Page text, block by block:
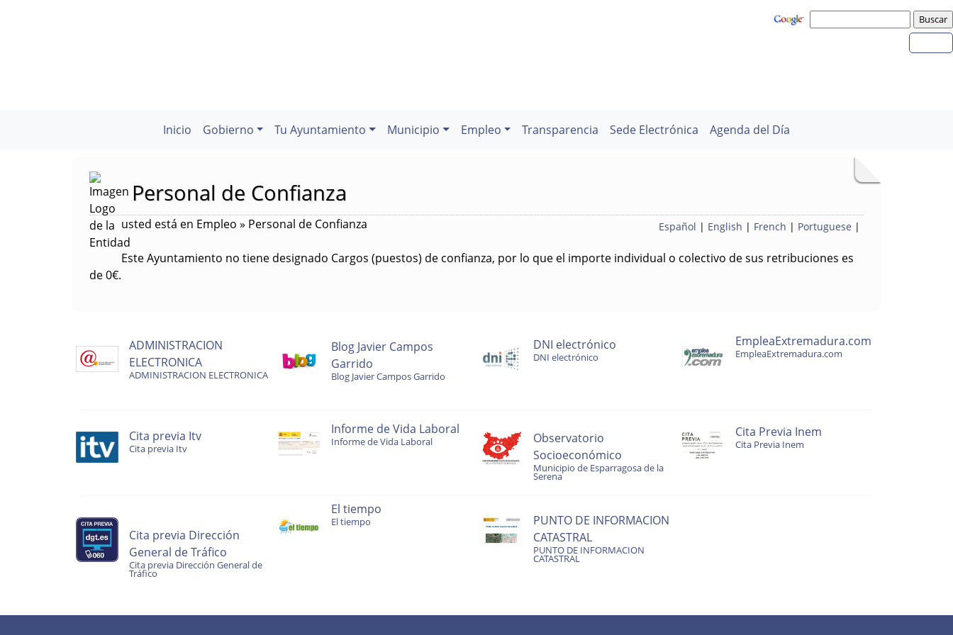
Inicio Gobierno Tu Ayuntamiento Municipio Empleo Transparencia Sede Electrónica Agenda del Día
Personal de Confianza
Español | English | French | Portuguese |
usted está en Empleo » Personal de Confianza
Este Ayuntamiento no tiene designado Cargos (puestos) de confianza, por lo que el importe individual o colectivo de sus retribuciones es
de 0€.
ADMINISTRACION
ELECTRONICA
ADMINISTRACION ELECTRONICA
Blog Javier Campos
Garrido
Blog Javier Campos Garrido
DNI electrónico
DNI electrónico
EmpleaExtremadura.com
EmpleaExtremadura.com
Cita previa Itv
Cita previa Itv
Informe de Vida Laboral
Informe de Vida Laboral
Observatorio
Socioeconómico
Municipio de Esparragosa de la
Serena
Cita Previa Inem
Cita Previa Inem
Cita previa Dirección
General de Tráfico
Cita previa Dirección General de
Tráfico
El tiempo
El tiempo
PUNTO DE INFORMACION
CATASTRAL
PUNTO DE INFORMACION
CATASTRAL